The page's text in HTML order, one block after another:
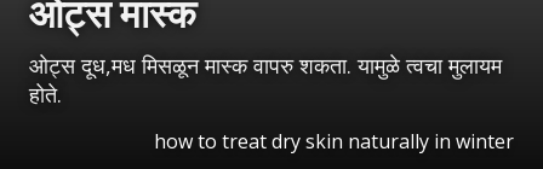
ओट्स मास्क
ओट्स दूध,मध मिसळून मास्क वापरु शकता. यामुळे त्वचा मुलायम
होते.
how to treat dry skin naturally in winter